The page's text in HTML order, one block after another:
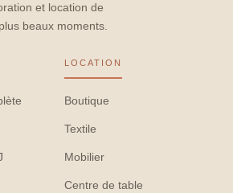
et location de
beaux moments.
LOCATION
Boutique
Textile
Mobilier
Centre de table